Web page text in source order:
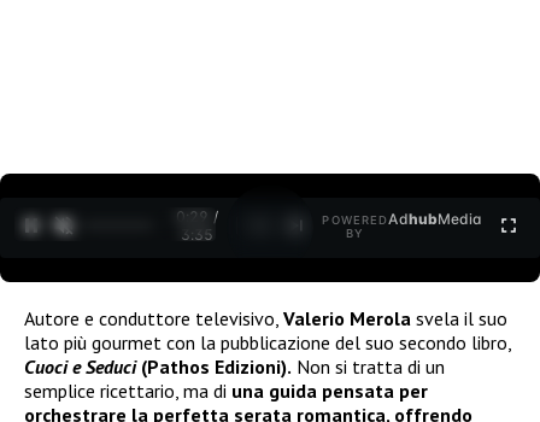
0:30 /
3:35
POWERED
BY
AdhubMedia
Autore e conduttore televisivo, Valerio Merola svela il suo
lato più gourmet con la pubblicazione del suo secondo libro,
Cuoci e Seduci(Pathos Edizioni). Non si tratta di un
semplice ricettario, ma di una guida pensata per
orchestrare la perfetta serata romantica, offrendo